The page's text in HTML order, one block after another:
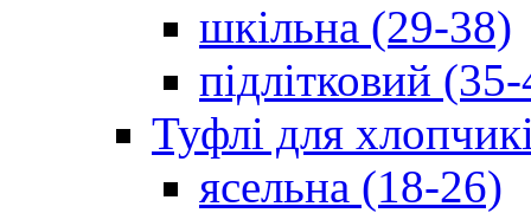
шкільна (29-38)
підлітковий
Туфлі для
ясельна (18-26)